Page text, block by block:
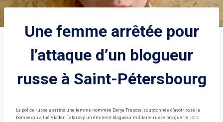
Une femme arrêtée pour
l’attaque d’un blogueur
russe à Saint-Pétersbourg
La police russe a arrêté une femme nommée Darya Trepova, soupçonnée d’avoir posé la
bombe qui a tué Vladen Tatarsky, un éminent blogueur militaire russe pro-guerre, lors